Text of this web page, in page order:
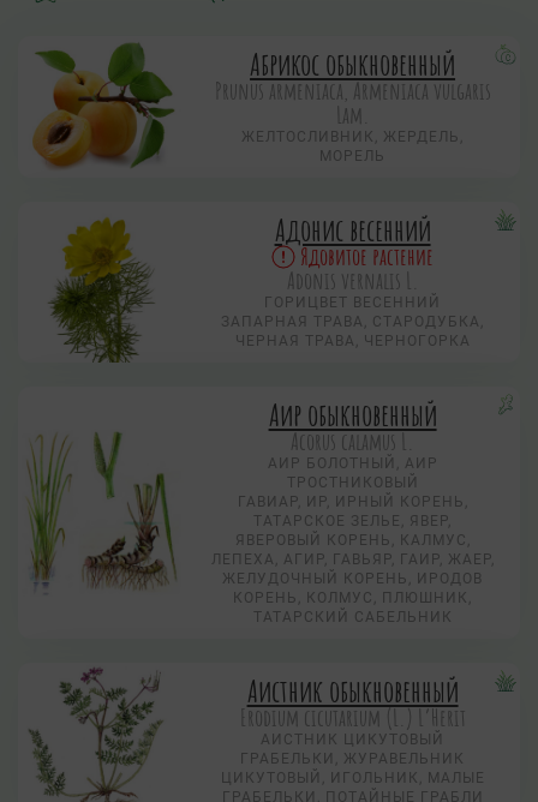
Абрикос обыкновенный
Prunus armeniaca, Armeniaca vulgaris
Lam.
ЖЕЛТОСЛИВНИК, ЖЕРДЕЛЬ,
МОРЕЛЬ
Адонис весенний
Ядовитое растение
Adonis vernalis L.
ГОРИЦВЕТ ВЕСЕННИЙ
ЗАПАРНАЯ ТРАВА, СТАРОДУБКА,
ЧЕРНАЯ ТРАВА, ЧЕРНОГОРКА
Аир обыкновенный
Acorus calamus L.
АИР БОЛОТНЫЙ, АИР
ТРОСТНИКОВЫЙ
ГАВИАР, ИР, ИРНЫЙ КОРЕНЬ,
ТАТАРСКОЕ ЗЕЛЬЕ, ЯВЕР,
ЯВЕРОВЫЙ КОРЕНЬ, КАЛМУС,
ЛЕПЕХА, АГИР, ГАВЬЯР, ГАИР, ЖАЕР,
ЖЕЛУДОЧНЫЙ КОРЕНЬ, ИРОДОВ
КОРЕНЬ, КОЛМУС, ПЛЮШНИК,
ТАТАРСКИЙ САБЕЛЬНИК
Аистник обыкновенный
Erodium cicutarium (L.) L’Herit
АИСТНИК ЦИКУТОВЫЙ
ГРАБЕЛЬКИ, ЖУРАВЕЛЬНИК
ЦИКУТОВЫЙ, ИГОЛЬНИК, МАЛЫЕ
ГРАБЕЛЬКИ, ПОТАЙНЫЕ ГРАБЛИ